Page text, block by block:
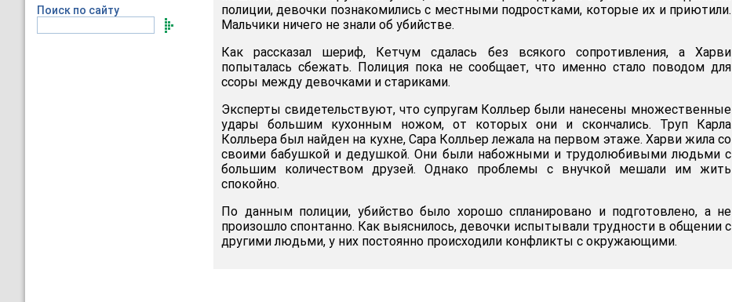
Поиск по сайту
полиции, девочки познакомились с местными подростками, которые их и приютили.
Мальчики ничего не знали об убийстве.
Как рассказал шериф, Кетчум сдалась без всякого сопротивления, а Харви
попыталась сбежать. Полиция пока не сообщает, что именно стало поводом для
ссоры между девочками и стариками.
Эксперты свидетельствуют, что супругам Колльер были нанесены множественные
удары большим кухонным ножом, от которых они и скончались. Труп Карла
Колльера был найден на кухне, Сара Колльер лежала на первом этаже. Харви жила со
своими бабушкой и дедушкой. Они были набожными и трудолюбивыми людьми с
большим количеством друзей. Однако проблемы с внучкой мешали им жить
спокойно.
По данным полиции, убийство было хорошо спланировано и подготовлено, а не
произошло спонтанно. Как выяснилось, девочки испытывали трудности в общении с
другими людьми, у них постоянно происходили конфликты с окружающими.